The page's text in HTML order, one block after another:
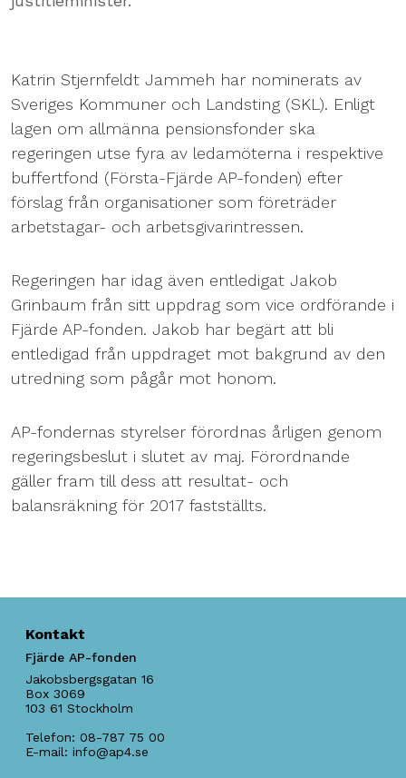
Katrin Stjernfeldt Jammeh har nominerats av
Sveriges Kommuner och Landsting (SKL). Enligt
lagen om allmänna pensionsfonder ska
regeringen utse fyra av ledamöterna i respektive
buffertfond (Första-Fjärde AP-fonden) efter
förslag från organisationer som företräder
arbetstagar- och arbetsgivarintressen.
Regeringen har idag även entledigat Jakob
Grinbaum från sitt uppdrag som vice ordförande i
Fjärde AP-fonden. Jakob har begärt att bli
entledigad från uppdraget mot bakgrund av den
utredning som pågår mot honom.
AP-fondernas styrelser förordnas årligen genom
regeringsbeslut i slutet av maj. Förordnande
gäller fram till dess att resultat- och
balansräkning för 2017 fastställts.
Kontakt
Fjärde AP-fonden
Jakobsbergsgatan 16
Box 3069
103 61 Stockholm
Telefon: 08-787 75 00
E-mail: info@ap4.se